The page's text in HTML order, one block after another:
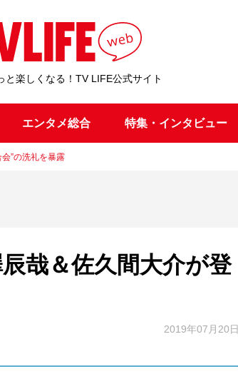
と楽しくなる！TV LIFE公式サイト
エンタメ総合 特集・インタビュー
”の洗礼を暴露
哉＆佐久間大介が登
2019年07月20日